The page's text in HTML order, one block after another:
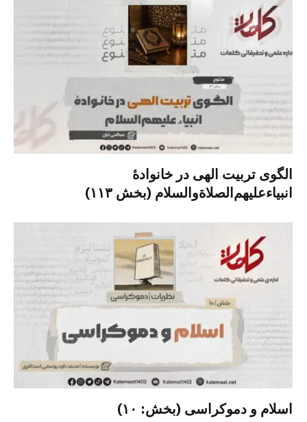
الگوی تربیت الهی در خانوادۀ
انبیاءعلیهم‌الصلاةو‌السلام (بخش ۱۱۳)
اسلام و دموکراسی (بخش: ۱۰)